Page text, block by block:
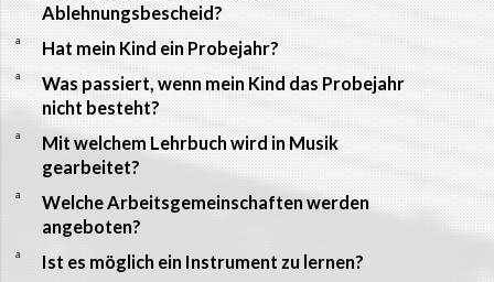
Ablehnungsbescheid?
a Hat mein Kind ein Probejahr?
a
Was passiert, wenn mein Kind das Probejahr
nicht besteht?
a
Mit welchem Lehrbuch wird in Musik
gearbeitet?
a
Welche Arbeitsgemeinschaften werden
angeboten?
a Ist es möglich ein Instrument zu lernen?